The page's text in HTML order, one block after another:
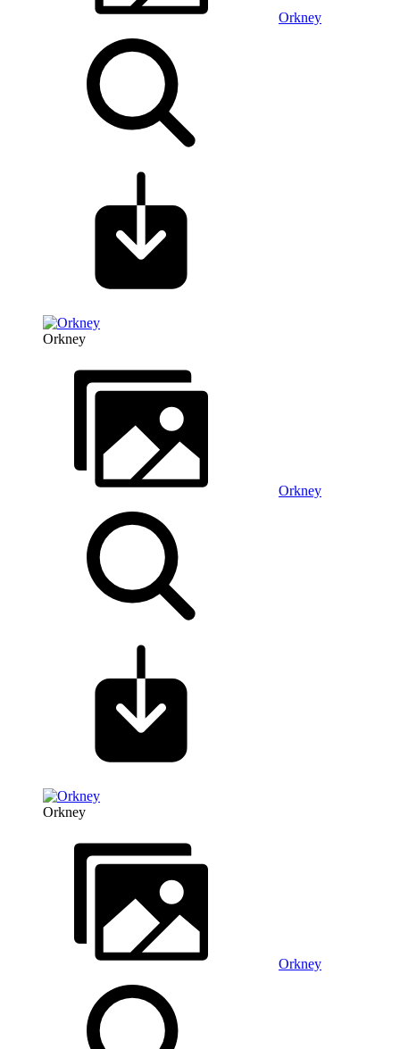
Orkney
Orkney
Orkney
Orkney
Orkney